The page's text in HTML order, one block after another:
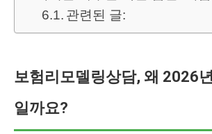
관련된 글:
보험리모델링상담, 왜 2026
일까요?